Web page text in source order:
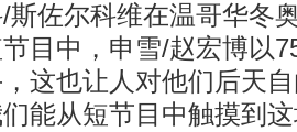
斯佐尔科维在温哥华冬
目中，申雪/赵宏博以
这也让人对他们后天
能从短节目中触摸到